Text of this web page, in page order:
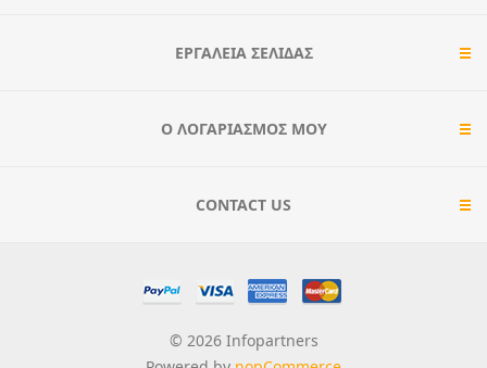
ΕΡΓΑΛΕΊΑ ΣΕΛΊΔΑΣ
Ο ΛΟΓΑΡΙΑΣΜΌΣ ΜΟΥ
CONTACT US
© 2026 Infopartners